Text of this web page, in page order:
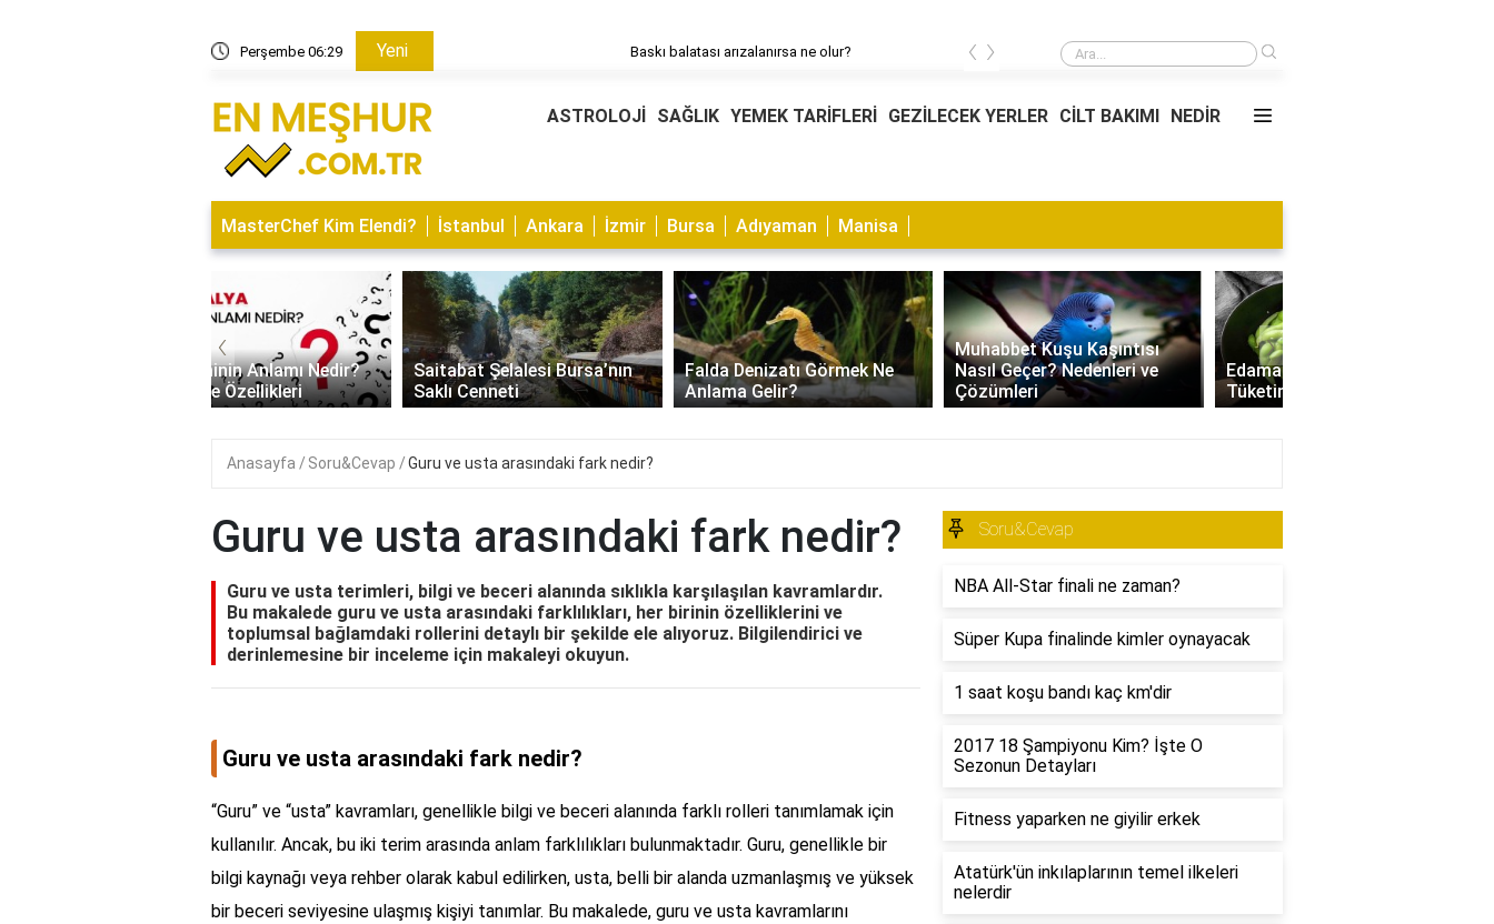
Perşembe 06:29 Yeni Baskı balatası arızalanırsa ne olur? Baskı balatası arızalanırsa ne olur?
‹ ›
ASTROLOJİ SAĞLIK YEMEK TARİFLERİ GEZİLECEK YERLER CİLT BAKIMI NEDİR
MasterChef Kim Elendi? İstanbul Ankara İzmir Bursa Adıyaman Manisa
Saitabat Şelalesi Bursa’nın
Saklı Cenneti
Falda Denizatı Görmek Ne
Anlama Gelir?
Muhabbet Kuşu Kaşıntısı
Nasıl Geçer? Nedenleri ve
Çözümleri
Edamame Nedir? Faydaları,
Tüketimi ve Tarif Önerileri
‹ ›
Anasayfa Soru&Cevap Guru ve usta arasındaki fark nedir?
Guru ve usta arasındaki fark nedir?
Guru ve usta terimleri, bilgi ve beceri alanında sıklıkla karşılaşılan kavramlardır.
Bu makalede guru ve usta arasındaki farklılıkları, her birinin özelliklerini ve
toplumsal bağlamdaki rollerini detaylı bir şekilde ele alıyoruz. Bilgilendirici ve
derinlemesine bir inceleme için makaleyi okuyun.
Guru ve usta arasındaki fark nedir?
“Guru” ve “usta” kavramları, genellikle bilgi ve beceri alanında farklı rolleri tanımlamak için
kullanılır. Ancak, bu iki terim arasında anlam farklılıkları bulunmaktadır. Guru, genellikle bir
bilgi kaynağı veya rehber olarak kabul edilirken, usta, belli bir alanda uzmanlaşmış ve yüksek
bir beceri seviyesine ulaşmış kişiyi tanımlar. Bu makalede, guru ve usta kavramlarını
Soru&Cevap
NBA All-Star finali ne zaman?
Süper Kupa finalinde kimler oynayacak
1 saat koşu bandı kaç km'dir
2017 18 Şampiyonu Kim? İşte O
Sezonun Detayları
Fitness yaparken ne giyilir erkek
Atatürk'ün inkılaplarının temel ilkeleri
nelerdir